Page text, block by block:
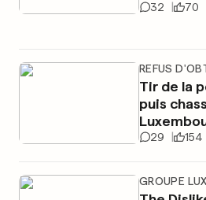
32 70
REFUS
Tir de la
puis
29 154
GROUPE